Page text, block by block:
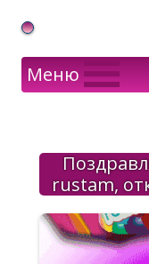
Gif Открытки в
Меню
rustam,